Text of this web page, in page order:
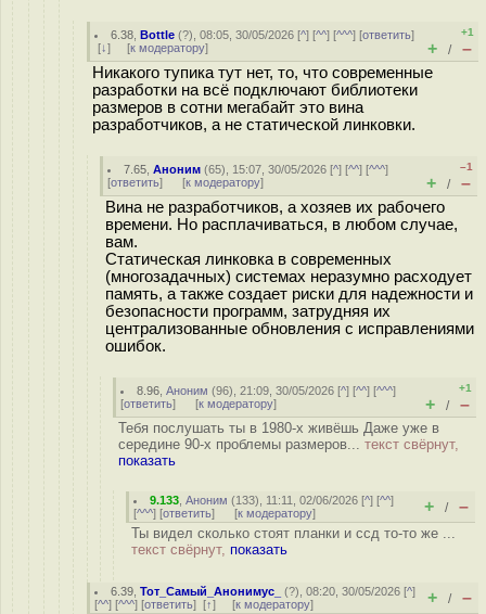
6.38 ,Bottle (?), 08:05, 30/05/2026 [^] [^^] [^^^] [ответить]
[↓] [к модератору]
+1
+ / –
Никакого тупика тут нет, то, что современные
разработки на всё подключают библиотеки
размеров в сотни мегабайт это вина
разработчиков, а не статической линковки.
7.65 ,Аноним (65), 15:07, 30/05/2026 [^] [^^] [^^^]
[ответить] [к модератору]
–1
+ / –
Вина не разработчиков, а хозяев их рабочего
времени. Но расплачиваться, в любом случае,
вам.
Статическая линковка в современных
(многозадачных) системах неразумно расходует
память, а также создает риски для надежности и
безопасности программ, затрудняя их
централизованные обновления с исправлениями
ошибок.
8.96 ,Аноним (96), 21:09, 30/05/2026 [^] [^^] [^^^]
[ответить] [к модератору]
+1
+ / –
Тебя послушать ты в 1980-х живёшь Даже уже в
середине 90-х проблемы размеров... текст свёрнут,
показать
9.133 ,Аноним (133), 11:11, 02/06/2026 [^] [^^]
[^^^] [ответить] [к модератору] + / –
Ты видел сколько стоят планки и ссд то-то же ...
текст свёрнут, показать
6.39 ,Тот_Самый_Анонимус_ (?), 08:20, 30/05/2026 [^]
[^^] [^^^] [ответить] [↑] [к модератору] + / –